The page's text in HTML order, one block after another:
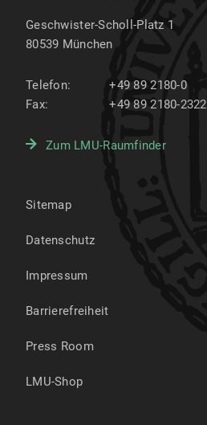
Geschwister-Scholl-Platz 1
80539 München
Telefon:
+49 89 2180-0
Fax:
+49 89 2180-2322
Zum LMU-Raumfinder
Sitemap
Datenschutz
Impressum
Barrierefreiheit
Press Room
LMU-Shop